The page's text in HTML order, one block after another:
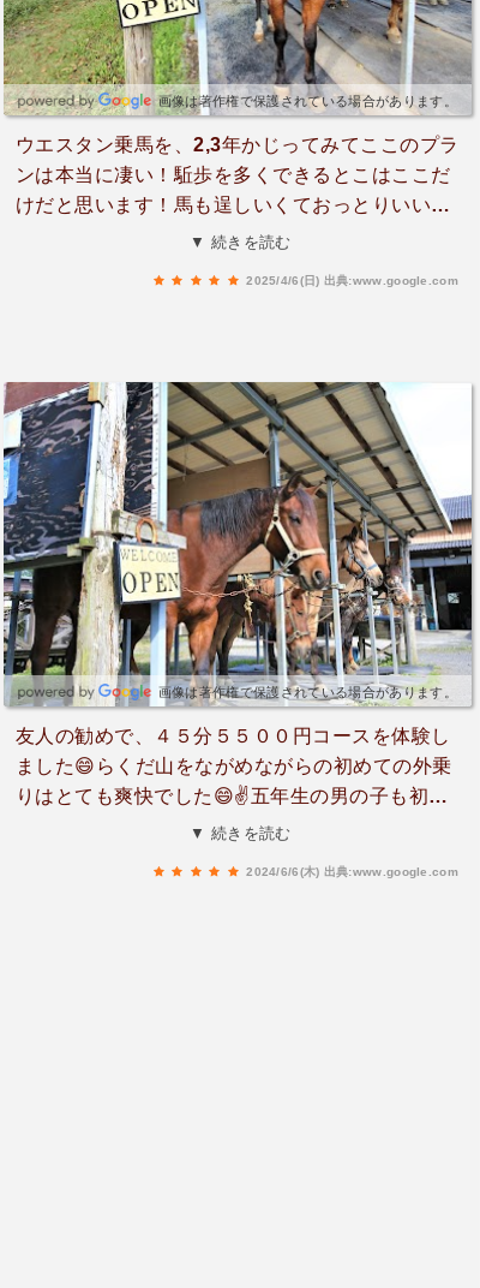
画像は著作権で保護されている場合があります。
ウエスタン乗馬を、2,3年かじってみてここのプラ
ンは本当に凄い！駈歩を多くできるとこはここだ
けだと思います！馬も逞しいくておっとりいい子
ばかりです。馬に癒されるなら全然オススメで
▼ 続きを読む
2025/4/6(日) 出典:www.google.com
画像は著作権で保護されている場合があります。
友人の勧めで、４５分５５００円コースを体験し
ました😄らくだ山をながめながらの初めての外乗
りはとても爽快でした😄✌五年生の男の子も初め
てで上手に乗りこなしてました。お尻も痛くなり
▼ 続きを読む
2024/6/6(木) 出典:www.google.com